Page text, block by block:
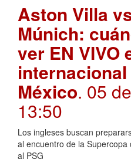
Aston Villa
Múnich:
ver EN VIVO
México. 05
13:50
Los ingleses buscan
al encuentro de la
al PSG